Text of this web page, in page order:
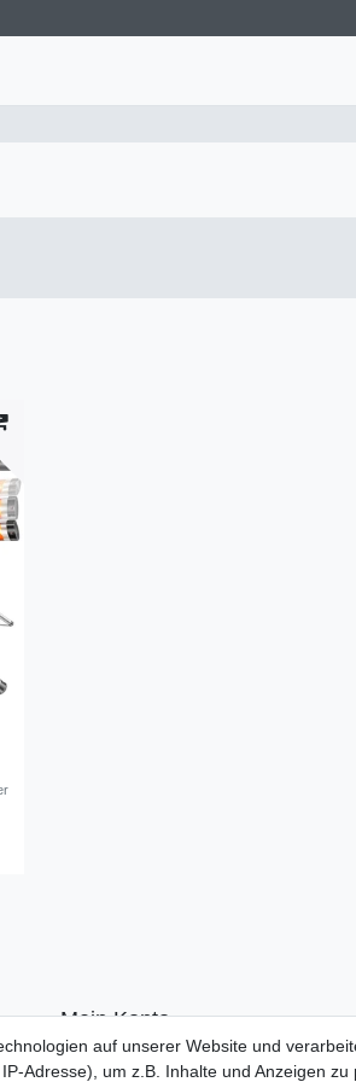
Mein Konto
Anmelden
Registrieren
auf unserer Website und
Adresse), um z.B. Inhalte und Anzeigen